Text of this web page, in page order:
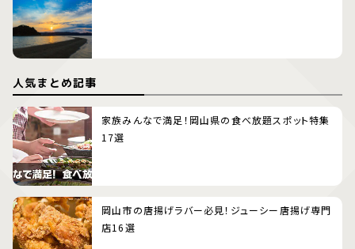
人気まとめ記事
家族みんなで満足！岡山県の食べ放題スポット特集
17選
岡山市の唐揚げラバー必見！ジューシー唐揚げ専門
店16選